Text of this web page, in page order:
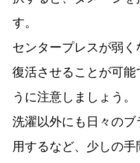
す。
センタープレスが弱
復活させることが可能
うに注意しましょう。
洗濯以外にも日々の
用するなど、少しの